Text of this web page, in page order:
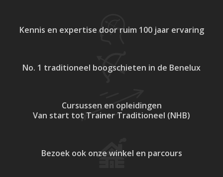
Kennis en expertise door ruim 100 jaar ervaring
No. 1 traditioneel boogschieten in de Benelux
Cursussen en opleidingen
Van start tot Trainer Traditioneel (NHB)
Bezoek ook onze winkel en parcours